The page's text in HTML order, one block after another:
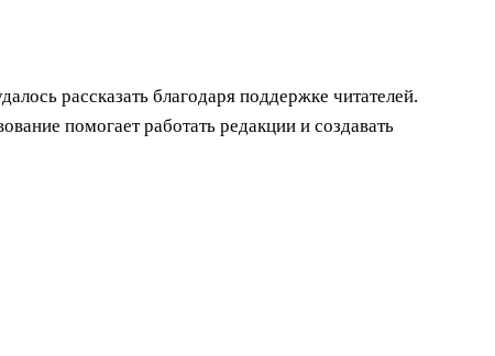
рассказать благодаря поддержке читателей.
помогает работать редакции и создавать